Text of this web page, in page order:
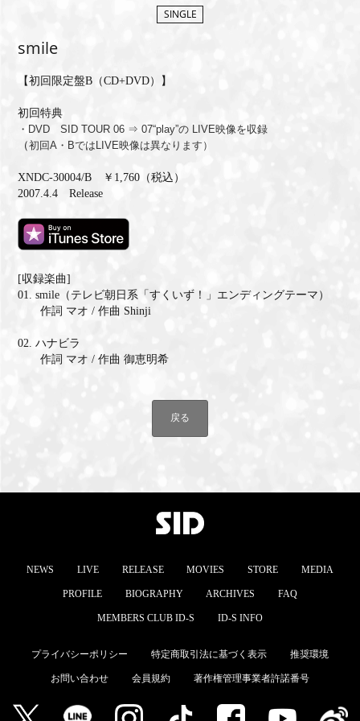
MEMBERS CLUB ID-S
English
SINGLE
smile
【初回限定盤B（CD+DVD）】
初回特典
・DVD SID TOUR 06 ⇒ 07“play”の LIVE映像を収録
（初回A・BではLIVE映像は異なります）
XNDC-30004/B ￥1,760（税込）
2007.4.4 Release
[収録楽曲]
01. smile（テレビ朝日系「すくいず！」エンディングテーマ）
作詞 マオ / 作曲 Shinji
02. ハナビラ
作詞 マオ / 作曲 御恵明希
戻る
NEWS LIVE RELEASE MOVIES STORE MEDIA
PROFILE BIOGRAPHY ARCHIVES FAQ
MEMBERS CLUB ID-S ID-S INFO
プライバシーポリシー 特定商取引法に基づく表示 推奨環境
お問い合わせ 会員規約 著作権管理事業者許諾番号